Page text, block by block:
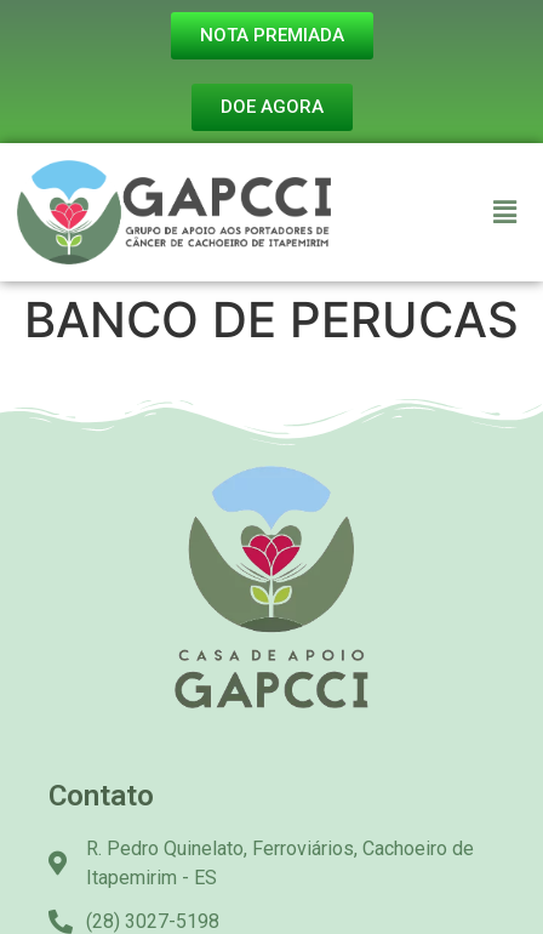
NOTA PREMIADA
DOE AGORA
BANCO DE PERUCAS
Contato
R. Pedro Quinelato, Ferroviários, Cachoeiro de
Itapemirim - ES
(28) 3027-5198